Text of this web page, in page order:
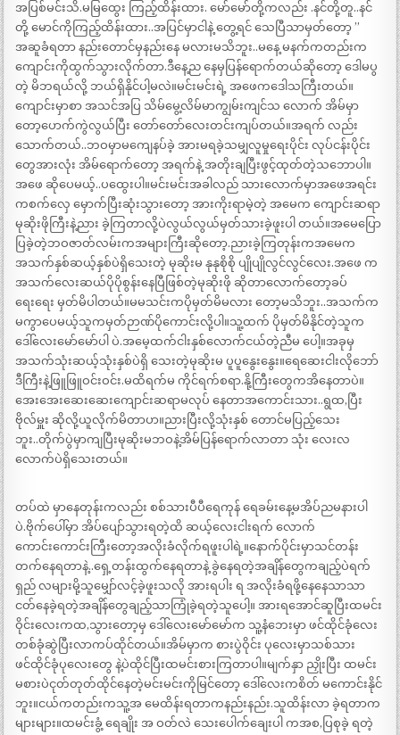
အပြစ်မင်းသိ.မမြထွေး ကြည့်ထိန်းထား. မော်မော်တို့ကလည်း .နင်တို့တူ..နင်
တို့ မောင်ကိုကြည့်ထိန်းထား..အပြင်မှာငါနဲ့ တွေ့ရင် သေပြီသာမှတ်တော့ ”
အဆူခံရတာ နည်းတောင်မှနည်းနေ မလားမသိဘူး..မနေ့ မနက်ကတည်းက
ကျောင်းကိုထွက်သွားလိုက်တာ.ဒီနေ့ည နေမှပြန်ရောက်တယ်ဆိုတော့ ဒေါမပွ
တဲ့ မိဘရယ်လို့ ဘယ်ရှိနိုင်ပါ့မလဲ။မင်းမင်းရဲ့ အဖေကဒေါသကြီးတယ်။
ကျောင်းမှာစာ အသင်အပြ သိမ်မွေ့လိမ်မာကျွမ်းကျင်သ လောက် အိမ်မှာ
တော့ပောက်ကွဲလွယ်ပြီး တော်တော်လေးတင်းကျပ်တယ်။အရက် လည်း
သောက်တယ်..ဘဝမှာမကျေနပ်ခဲ့ အားမရခဲ့သမျှလူမှုရေးပိုင်း လုပ်ငန်းပိုင်း
တွေအားလုံး အိမ်ရောက်တော့ အရက်နဲ့ အတိုးချပြီးဖွင့်ထုတ်တဲ့သဘောပါ။
အဖေ ဆိုပေမယ့်..ပထွေးပါ။မင်းမင်းအခါလည် သားလောက်မှာအဖေအရင်း
ကစက်လှေ မှောက်ပြီးဆုံးသွားတော့ အားကိုးရာမဲ့တဲ့ အမေက ကျောင်းဆရာ
မုဆိုးဖိုကြီးနဲ့ညား ခဲ့ကြတာလို့ပဲလွယ်လွယ်မှတ်သားခဲ့ဖူးပါ တယ်။အမေပြော
ပြခဲ့တဲ့ဘဝဇာတ်လမ်းကအများကြီးဆိုတော့.ညားခဲ့ကြတုန်းကအမေက
အသက်နှစ်ဆယ့်နှစ်ပဲရှိသေးတဲ့ မုဆိုးမ နုနုစိုစို ပျိုပျိုလွင်လွင်လေး.အဖေ က
အသက်လေးဆယ်ပိုပိုစွန်းနေပြီဖြစ်တဲ့မုဆိုးဖို ဆိုတာလောက်တော့ခပ်
ရေးရေး မှတ်မိပါတယ်။မမသင်းကပိုမှတ်မိမလား တော့မသိဘူး..အသက်က
မကွာပေမယ့်သူကမှတ်ဉာဏ်ပိုကောင်းလို့ပါ။သူ့ထက် ပိုမှတ်မိနိုင်တဲ့သူက
ဒေါ်လေးမော်မော်ပါ ပဲ.အမေ့ထက်ငါးနှစ်လောက်ငယ်တဲ့ညီမ ပေါ့။အခုမှ
အသက်သုံးဆယ့်သုံးနှစ်ပဲရှိ သေးတဲ့မုဆိုးမ ပူပူနွေးနွေး။ရေဆေးငါးလိုဘော်
ဒီကြီးနဲ့ဖြူဖြူဝင်းဝင်း.မထိရက်မ ကိုင်ရက်စရာ.နို့ကြီးတွေကအိနေတာပဲ။
အေးအေးဆေးဆေးကျောင်းဆရာမလုပ် နေတာအကောင်းသား..ရွထ,ပြီး
ဗိုလ်မှူး ဆိုလို့ယူလိုက်မိတာပာ။ညားပြီးလို့သုံးနှစ် တောင်မပြည့်သေး
ဘူး..တိုက်ပွဲမှာကျပြီးမုဆိုးမဘဝနဲ့အိမ်ပြန်ရောက်လာတာ သုံး လေးလ
လောက်ပဲရှိသေးတယ်။
တပ်ထဲ မှာနေတုန်းကလည်း စစ်သားပီပီရေကုန် ရေခမ်းနေ့မအိပ်ညမနားပါ
ပဲ.ဗိုက်ပေါ်မှာ အိပ်ပျော်သွားရတဲ့ထိ ဆယ့်လေးငါးရက် လောက်
ကောင်းကောင်းကြီးတော့အလိုးခံလိုက်ရဖူးပါရဲ့။နောက်ပိုင်းမှာသင်တန်း
တက်နေရတာနဲ့..ရှေ့တန်းထွက်နေရတာနဲ့ ခွဲနေရတဲ့အချိန်တွေကချည့်ပဲရက်
ရှည် လများမို့သူမျှော်လင့်ခဲ့ဖူးသလို အားရပါး ရ အလိုးခံရဖို့နေနေသာသာ
ငတ်နေခဲ့ရတဲ့အချိန်တွေချည့်သာကြုံခဲ့ရတဲ့သူပေါ့။ အားရအောင်ဆူပြီးထမင်း
ဝိုင်းလေးကထ,သွားတော့မှ ဒေါ်လေးမော်မော်က သူ့နံဘေးမှာ ဖင်ထိုင်ခုံလေး
တစ်ခုံဆွဲပြီးလာကပ်ထိုင်တယ်။အိမ်မှာက စားပွဲဝိုင်း ပုလေးမှာသစ်သား
ဖင်ထိုင်ခုံပုလေးတွေ နဲ့ပဲထိုင်ပြီးထမင်းစားကြတာပါ။မျက်နှာ ညှိုးပြီး ထမင်း
မစားပဲငုတ်တုတ်ထိုင်နေတဲ့မင်းမင်းကိုမြင်တော့ ဒေါ်လေးကစိတ် မကောင်းနိုင်
ဘူး။ငယ်ကတည်းကသူ့အ မေထိန်းရတာကနည်းနည်း.သူထိန်းလာ ခဲ့ရတာက
များများ။ထမင်းခွံ့ ရေချိုး အ ဝတ်လဲ သေးပေါက်ချေးပါ ကအစ,ပြစုခဲ့ ရတဲ့